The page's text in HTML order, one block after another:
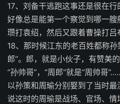
17、刘备干逃跑这事还是很在行
好像总是能第一个察觉到哪一
瓒打袁绍，然后又跟着曹操打
18、那时候江东的老百姓都称孙
郎”。郎，就是小伙子，有赞美
“孙帅哥”，“周郎”就是“周帅哥
以孙策和周瑜分别娶到了当时
说这时的周瑜是战场、官场、